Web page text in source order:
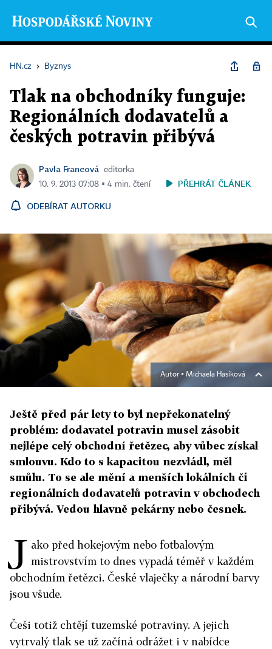
HN.cz › Byznys
Tlak na obchodníky funguje:
Regionálních dodavatelů a
českých potravin přibývá
Pavla Francová
editorka
10. 9. 2013 07:08 ▪ 4 min. čtení
PŘEHRÁT ČLÁNEK
ODEBÍRAT AUTORKU
Autor ▪ Michaela Hasíková
Ještě před pár lety to byl nepřekonatelný
problém: dodavatel potravin musel zásobit
nejlépe celý obchodní řetězec, aby vůbec získal
smlouvu. Kdo to s kapacitou nezvládl, měl
smůlu. To se ale mění a menších lokálních či
regionálních dodavatelů potravin v obchodech
přibývá. Vedou hlavně pekárny nebo česnek.
J ako před hokejovým nebo fotbalovým
mistrovstvím to dnes vypadá téměř v každém
obchodním řetězci. České vlaječky a národní barvy
jsou všude.
Češi totiž chtějí tuzemské potraviny. A jejich
vytrvalý tlak se už začíná odrážet i v nabídce